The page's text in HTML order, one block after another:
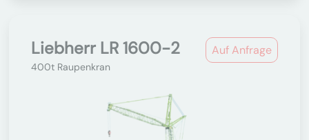
Auf Anfrage
Liebherr LR 1600-2
400t Raupenkran